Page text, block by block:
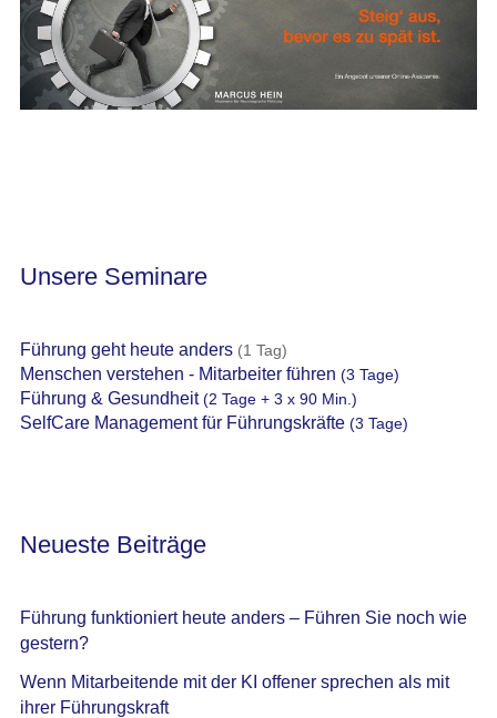
Unsere Seminare
Führung geht heute anders(1 Tag)
Menschen verstehen - Mitarbeiter führen (3 Tage)
Führung & Gesundheit(2 Tage + 3 x 90 Min.)
SelfCare Management für Führungskräfte(3 Tage)
Neueste Beiträge
Führung funktioniert heute anders – Führen Sie noch wie
gestern?
Wenn Mitarbeitende mit der KI offener sprechen als mit
ihrer Führungskraft